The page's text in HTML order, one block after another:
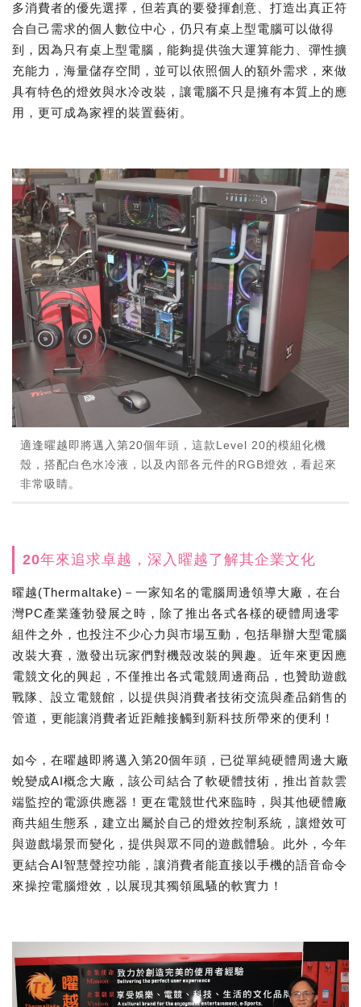
多消費者的優先選擇，但若真的要發揮創意、打造出真正符
合自己需求的個人數位中心，仍只有桌上型電腦可以做得
到，因為只有桌上型電腦，能夠提供強大運算能力、彈性擴
充能力，海量儲存空間，並可以依照個人的額外需求，來做
具有特色的燈效與水冷改裝，讓電腦不只是擁有本質上的應
用，更可成為家裡的裝置藝術。
適逢曜越即將邁入第20個年頭，這款Level 20的模組化機
殼，搭配白色水冷液，以及內部各元件的RGB燈效，看起來
非常吸睛。
20年來追求卓越，深入曜越了解其企業文化
曜越(Thermaltake)－一家知名的電腦周邊領導大廠，在台
灣PC產業蓬勃發展之時，除了推出各式各樣的硬體周邊零
組件之外，也投注不少心力與市場互動，包括舉辦大型電腦
改裝大賽，激發出玩家們對機殼改裝的興趣。近年來更因應
電競文化的興起，不僅推出各式電競周邊商品，也贊助遊戲
戰隊、設立電競館，以提供與消費者技術交流與產品銷售的
管道，更能讓消費者近距離接觸到新科技所帶來的便利！
如今，在曜越即將邁入第20個年頭，已從單純硬體周邊大廠
蛻變成AI概念大廠，該公司結合了軟硬體技術，推出首款雲
端監控的電源供應器！更在電競世代來臨時，與其他硬體廠
商共組生態系，建立出屬於自己的燈效控制系統，讓燈效可
與遊戲場景而變化，提供與眾不同的遊戲體驗。此外，今年
更結合AI智慧聲控功能，讓消費者能直接以手機的語音命令
來操控電腦燈效，以展現其獨領風騷的軟實力！